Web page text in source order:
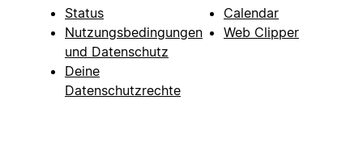
Status
Nutzungsbedingungen
und Datenschutz
Deine
Datenschutzrechte
Calendar
Web Clipper